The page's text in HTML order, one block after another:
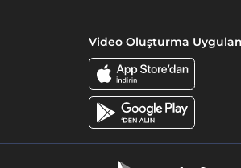
Video Oluşturma